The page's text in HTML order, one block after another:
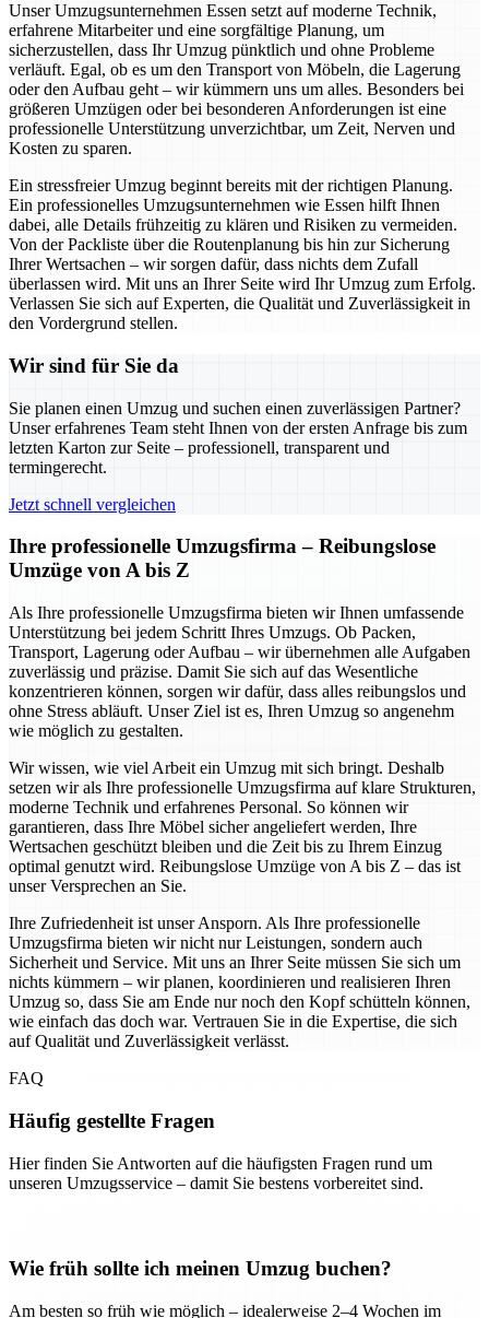
Unser Umzugsunternehmen Essen setzt auf moderne Technik,
erfahrene Mitarbeiter und eine sorgfältige Planung, um
sicherzustellen, dass Ihr Umzug pünktlich und ohne Probleme
verläuft. Egal, ob es um den Transport von Möbeln, die Lagerung
oder den Aufbau geht – wir kümmern uns um alles. Besonders bei
größeren Umzügen oder bei besonderen Anforderungen ist eine
professionelle Unterstützung unverzichtbar, um Zeit, Nerven und
Kosten zu sparen.
Ein stressfreier Umzug beginnt bereits mit der richtigen Planung.
Ein professionelles Umzugsunternehmen wie Essen hilft Ihnen
dabei, alle Details frühzeitig zu klären und Risiken zu vermeiden.
Von der Packliste über die Routenplanung bis hin zur Sicherung
Ihrer Wertsachen – wir sorgen dafür, dass nichts dem Zufall
überlassen wird. Mit uns an Ihrer Seite wird Ihr Umzug zum Erfolg.
Verlassen Sie sich auf Experten, die Qualität und Zuverlässigkeit in
den Vordergrund stellen.
Wir sind für Sie da
Sie planen einen Umzug und suchen einen zuverlässigen Partner?
Unser erfahrenes Team steht Ihnen von der ersten Anfrage bis zum
letzten Karton zur Seite – professionell, transparent und
termingerecht.
Jetzt schnell vergleichen
Ihre professionelle Umzugsfirma – Reibungslose
Umzüge von A bis Z
Als Ihre professionelle Umzugsfirma bieten wir Ihnen umfassende
Unterstützung bei jedem Schritt Ihres Umzugs. Ob Packen,
Transport, Lagerung oder Aufbau – wir übernehmen alle Aufgaben
zuverlässig und präzise. Damit Sie sich auf das Wesentliche
konzentrieren können, sorgen wir dafür, dass alles reibungslos und
ohne Stress abläuft. Unser Ziel ist es, Ihren Umzug so angenehm
wie möglich zu gestalten.
Wir wissen, wie viel Arbeit ein Umzug mit sich bringt. Deshalb
setzen wir als Ihre professionelle Umzugsfirma auf klare Strukturen,
moderne Technik und erfahrenes Personal. So können wir
garantieren, dass Ihre Möbel sicher angeliefert werden, Ihre
Wertsachen geschützt bleiben und die Zeit bis zu Ihrem Einzug
optimal genutzt wird. Reibungslose Umzüge von A bis Z – das ist
unser Versprechen an Sie.
Ihre Zufriedenheit ist unser Ansporn. Als Ihre professionelle
Umzugsfirma bieten wir nicht nur Leistungen, sondern auch
Sicherheit und Service. Mit uns an Ihrer Seite müssen Sie sich um
nichts kümmern – wir planen, koordinieren und realisieren Ihren
Umzug so, dass Sie am Ende nur noch den Kopf schütteln können,
wie einfach das doch war. Vertrauen Sie in die Expertise, die sich
auf Qualität und Zuverlässigkeit verlässt.
FAQ
Häufig gestellte Fragen
Hier finden Sie Antworten auf die häufigsten Fragen rund um
unseren Umzugsservice – damit Sie bestens vorbereitet sind.
Wie früh sollte ich meinen Umzug buchen?
Am besten so früh wie möglich – idealerweise 2–4 Wochen im